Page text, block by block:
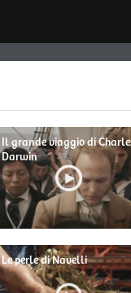
Il grande viaggio di
Darwin
Le perle di Navelli